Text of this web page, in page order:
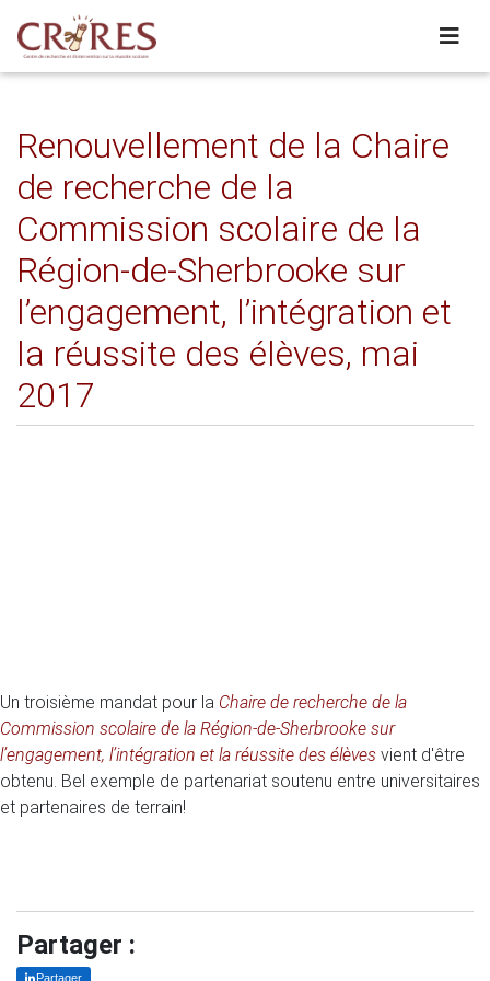
Renouvellement de la Chaire
de recherche de la
Commission scolaire de la
Région-de-Sherbrooke sur
l’engagement, l’intégration et
la réussite des élèves, mai
2017
Un troisième mandat pour la Chaire de recherche de la
Commission scolaire de la Région-de-Sherbrooke sur
l’engagement, l’intégration et la réussite des élèves vient d'être
obtenu. Bel exemple de partenariat soutenu entre universitaires
et partenaires de terrain!
Partager :
Partager